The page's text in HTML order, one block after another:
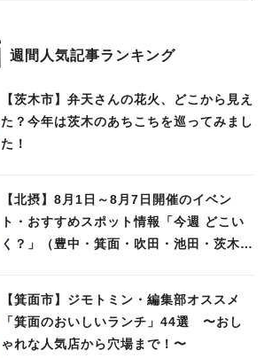
週間人気記事ランキング
【茨木市】弁天さんの花火、どこから見え
た？今年は茨木のあちこちを巡ってみまし
た！
【北摂】8月1日～8月7日開催のイベン
ト・おすすめスポット情報「今週 どこい
く？」（豊中・箕面・吹田・池田・茨木・
【箕面市】ジモトミン・編集部オススメ
「箕面のおいしいランチ」44選 〜おし
ゃれな人気店から穴場まで！〜